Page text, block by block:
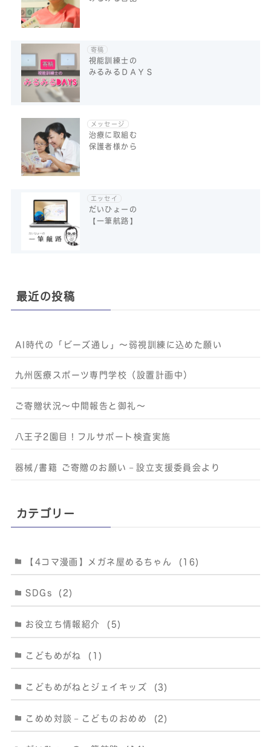
寄稿
視能訓練士の
みるみるＤＡＹＳ
メッセージ
治療に取組む
保護者様から
エッセイ
だいひょーの
【一筆航路】
最近の投稿
AI時代の「ビーズ通し」〜弱視訓練に込めた願い
九州医療スポーツ専門学校（設置計画中）
ご寄贈状況～中間報告と御礼～
八王子2園目！フルサポート検査実施
器械/書籍 ご寄贈のお願い－設立支援委員会より
カテゴリー
【4コマ漫画】メガネ屋めるちゃん (16)
SDGs (2)
お役立ち情報紹介 (5)
こどもめがね (1)
こどもめがねとジェイキッズ (3)
こめめ対談－こどものおめめ (2)